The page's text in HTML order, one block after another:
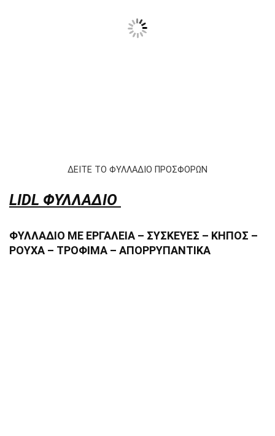
ΔΕΙΤΕ ΤΟ ΦΥΛΛΑΔΙΟ ΠΡΟΣΦΟΡΩΝ
LIDL ΦΥΛΛΑΔΙΟ
ΦΥΛΛΑΔΙΟ ΜΕ ΕΡΓΑΛΕΙΑ – ΣΥΣΚΕΥΕΣ – ΚΗΠΟΣ –
ΡΟΥΧΑ – ΤΡΟΦΙΜΑ – ΑΠΟΡΡΥΠΑΝΤΙΚΑ